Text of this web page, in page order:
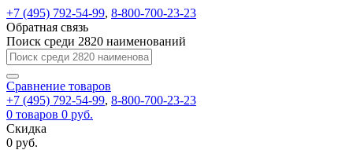
+7 (495) 792-54-99, 8-800-700-23-23
Обратная связь
Поиск среди 2820 наименований
Сравнение товаров
+7 (495) 792-54-99, 8-800-700-23-23
0 товаров 0 руб.
Скидка
0 руб.